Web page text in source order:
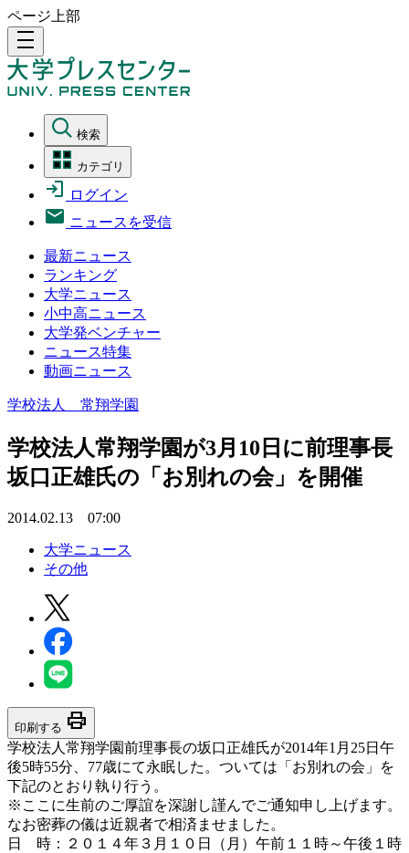
ページ上部
density_medium
検索
カテゴリ
ログイン
ニュースを受信
最新ニュース
ランキング
大学ニュース
小中高ニュース
大学発ベンチャー
ニュース特集
動画ニュース
学校法人 常翔学園
学校法人常翔学園が3月10日に前理事長
坂口正雄氏の「お別れの会」を開催
2014.02.13 07:00
大学ニュース
その他
印刷する print
学校法人常翔学園前理事長の坂口正雄氏が2014年1月25日午
後5時55分、77歳にて永眠した。ついては「お別れの会」を
下記のとおり執り行う。
※ここに生前のご厚誼を深謝し謹んでご通知申し上げます。
なお密葬の儀は近親者で相済ませました。
日 時：２０１４年３月１０日（月）午前１１時～午後１時